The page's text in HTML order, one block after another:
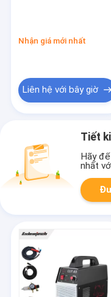
Nhận giá mới nhất
Liên hệ với bây giờ
Tiết
Hãy
nhất